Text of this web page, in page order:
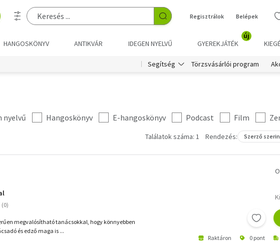
Regisztrálok Belépek
HANGOSKÖNYV ANTIKVÁR IDEGEN NYELVŰ GYEREKJÁTÉK
új
Segítség Törzsvásárlói program
nyelvű Hangoskönyv E-hangoskönyv Podcast Film
Találatok száma: 1 Rendezés: Szerző
megvalósítható tanácsokkal, hogy könnyebben
és edző maga is ...
Raktáron 0 pont